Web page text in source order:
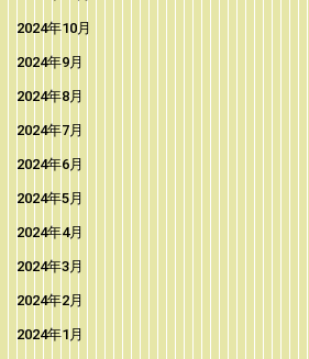
2024年10月
2024年9月
2024年8月
2024年7月
2024年6月
2024年5月
2024年4月
2024年3月
2024年2月
2024年1月